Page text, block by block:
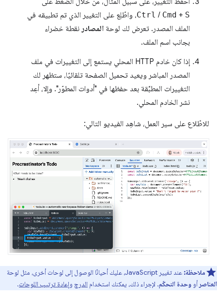
Ctrl / Cmd + S
، واطّلِع على التغيير الذي تم تطبيقه في
الملف المصدر. تعرض لك لوحة المصادر نقطة خضراء
بجانب اسم الملف.
إذا كان خادم HTTP المحلي يستمع إلى التغييرات في ملف
المصدر المباشر ويعيد تحميل الصفحة تلقائيًا، ستظهر لك
التغييرات المطبَّقة بعد حفظها في "أدوات المطوّر". وإلا، أعِد
نشر الخادم المحلي.
للاطّلاع على سير العمل، شاهِد الفيديو التالي:
ملاحظة: عند تغيير JavaScript، عليك أحيانًا الوصول إلى لوحات أخرى، مثل لوحة
العناصر أو وحدة التحكّم. لإجراء ذلك، يمكنك استخدام الدرج وإعادة ترتيب اللوحات.